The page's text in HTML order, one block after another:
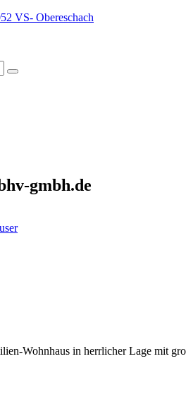
VS- Obereschach
gmbh.de
Wohnhaus in herrlicher Lage mit